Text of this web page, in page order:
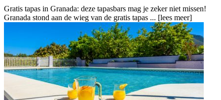
Gratis tapas in Granada: deze tapasbars mag je zeker niet missen!
Granada stond aan de wieg van de gratis tapas ... [lees meer]